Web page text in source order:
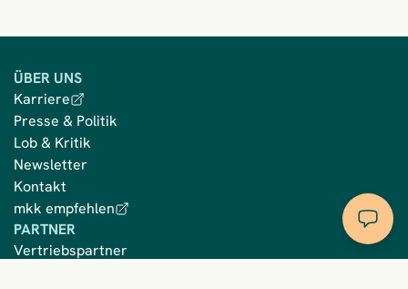
ÜBER UNS
Karriere
Presse & Politik
Lob & Kritik
Newsletter
Kontakt
mkk empfehlen
PARTNER
Vertriebspartner